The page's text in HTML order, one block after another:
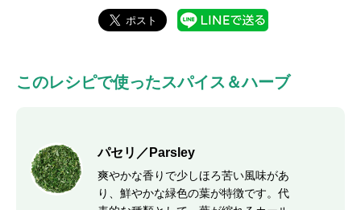
このレシピで使ったスパイス＆ハーブ
パセリ／Parsley
爽やかな香りで少しほろ苦い風味があ
り、鮮やかな緑色の葉が特徴です。代